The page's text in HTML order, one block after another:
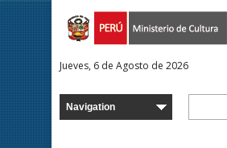
Jueves, 6 de Agosto de 2026